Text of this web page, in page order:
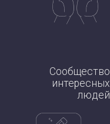
Сообщество
интересных
людей